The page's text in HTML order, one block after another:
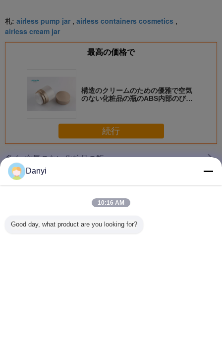
finding that sweet spot makes all the difference.
No more eye strain during long sessions. Highly
properly!""The Pico 4's visual clarity is fantastic
makes all the difference. No more eye strain
during long sessions. Highly r
札: airless pump jar , airless containers cosmetics ,
airless cream jar
最高の価格で
構造のクリームのための優雅で空気
のない化粧品の瓶のABS内部のびん
続行
多く空気のない化粧品の瓶
ク15ml 30ml 50ml
の化粧品の真空の
粧品の包装のスキ
ン ケアのクリーム
Danyi
10:16 AM
Good day, what product are you looking for?